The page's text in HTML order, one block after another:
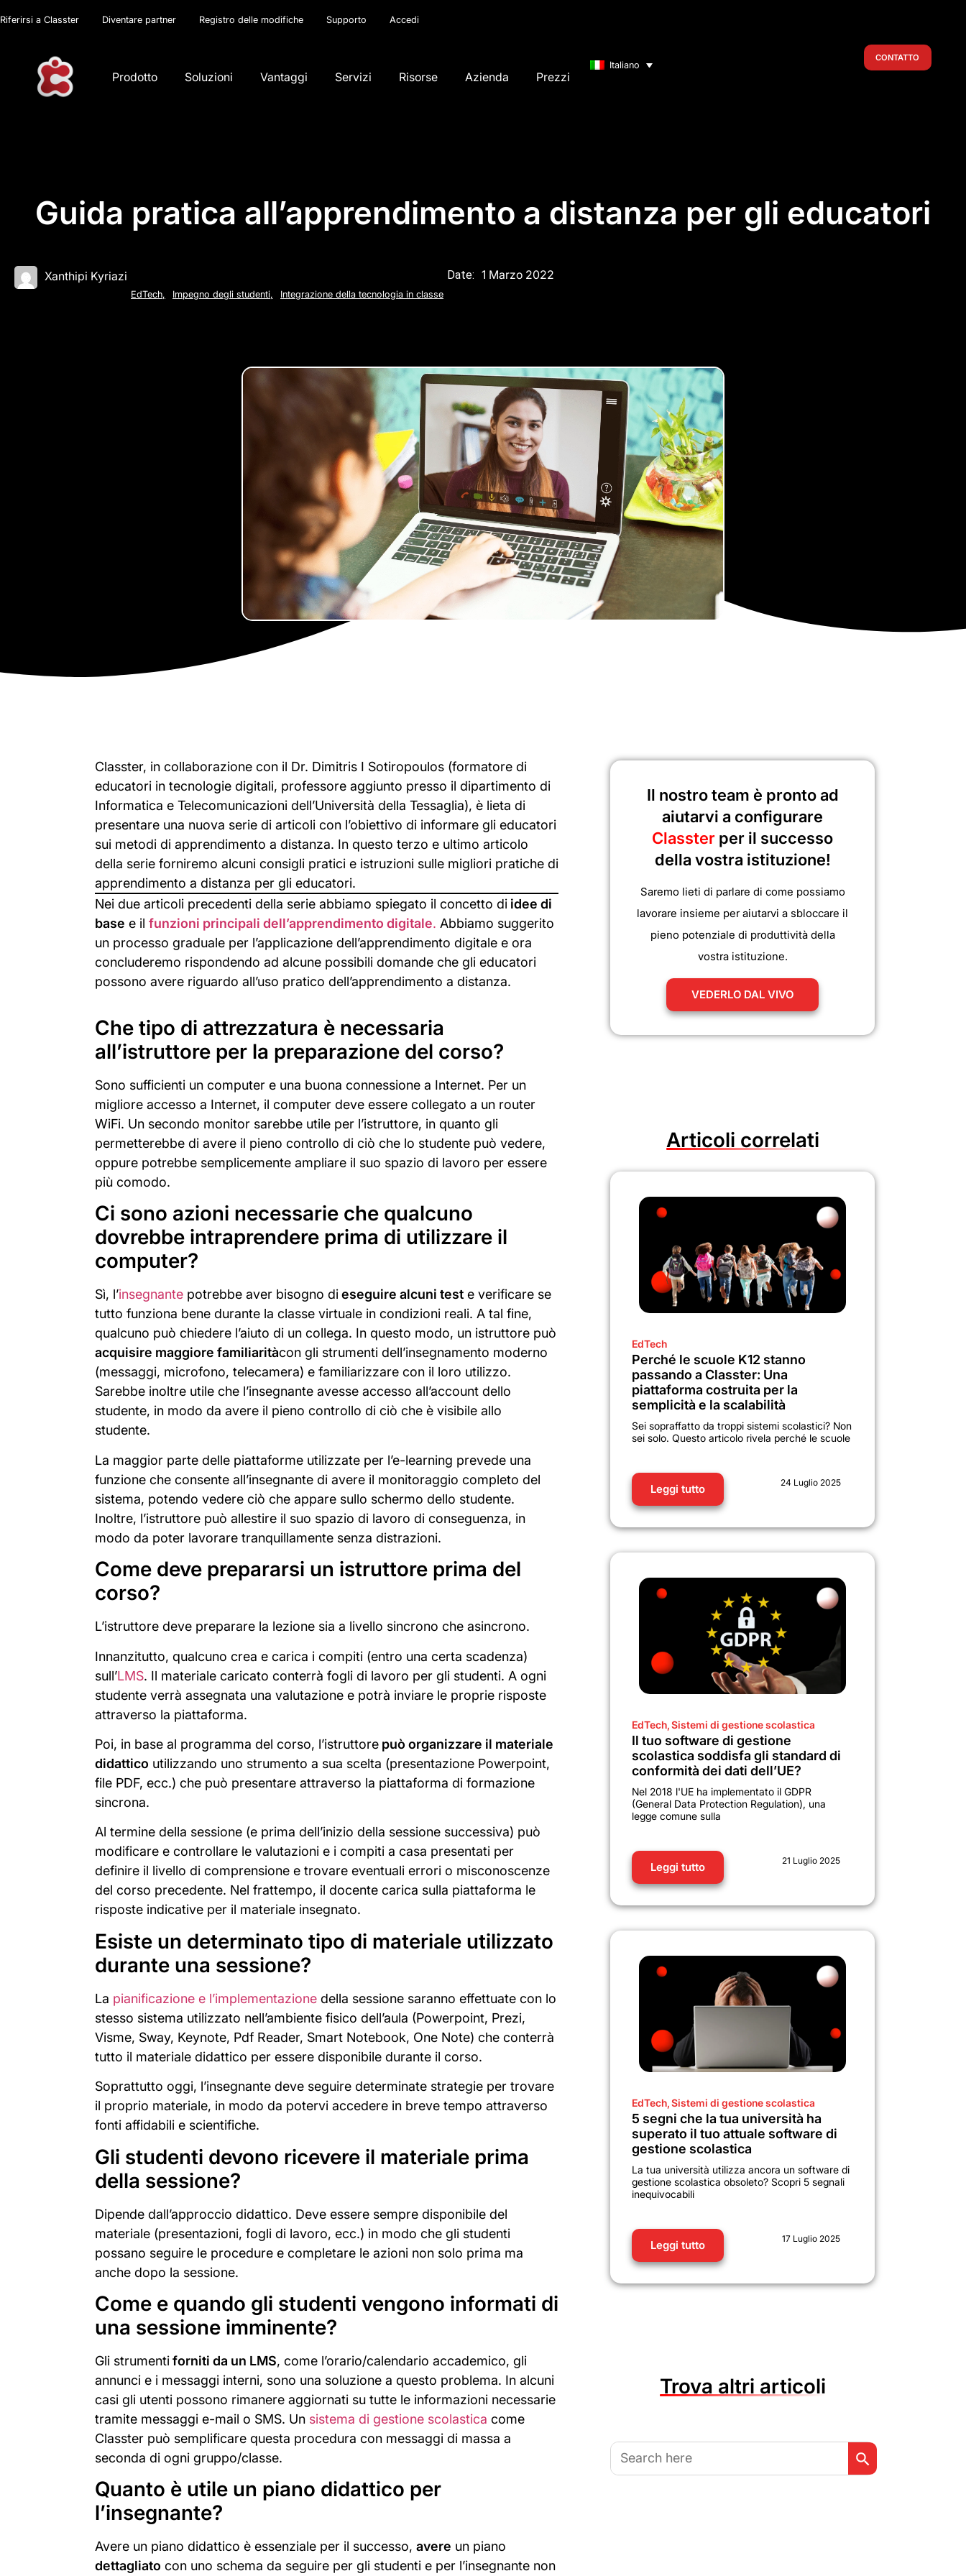
Riferirsi a Classter Diventare partner Registro delle modifiche Supporto Accedi
Prodotto Soluzioni Vantaggi Servizi Risorse Azienda Prezzi
Italiano
CONTATTO
Guida pratica all’apprendimento a distanza per gli educatori
Xanthipi Kyriazi
EdTech, Impegno degli studenti, Integrazione della tecnologia in classe
Date: 1 Marzo 2022
Classter, in collaborazione con il Dr. Dimitris I Sotiropoulos (formatore di
educatori in tecnologie digitali, professore aggiunto presso il dipartimento di
Informatica e Telecomunicazioni dell’Università della Tessaglia), è lieta di
presentare una nuova serie di articoli con l’obiettivo di informare gli educatori
sui metodi di apprendimento a distanza. In questo terzo e ultimo articolo
della serie forniremo alcuni consigli pratici e istruzioni sulle migliori pratiche di
apprendimento a distanza per gli educatori.
Nei due articoli precedenti della serie abbiamo spiegato il concetto di idee di
base e il funzioni principali dell’apprendimento digitale. Abbiamo suggerito
un processo graduale per l’applicazione dell’apprendimento digitale e ora
concluderemo rispondendo ad alcune possibili domande che gli educatori
possono avere riguardo all’uso pratico dell’apprendimento a distanza.
Che tipo di attrezzatura è necessaria
all’istruttore per la preparazione del corso?
Sono sufficienti un computer e una buona connessione a Internet. Per un
migliore accesso a Internet, il computer deve essere collegato a un router
WiFi. Un secondo monitor sarebbe utile per l’istruttore, in quanto gli
permetterebbe di avere il pieno controllo di ciò che lo studente può vedere,
oppure potrebbe semplicemente ampliare il suo spazio di lavoro per essere
più comodo.
Ci sono azioni necessarie che qualcuno
dovrebbe intraprendere prima di utilizzare il
computer?
Sì, l’insegnante potrebbe aver bisogno dieseguire alcuni test e verificare se
tutto funziona bene durante la classe virtuale in condizioni reali. A tal fine,
qualcuno può chiedere l’aiuto di un collega. In questo modo, un istruttore può
acquisire maggiore familiaritàcon gli strumenti dell’insegnamento moderno
(messaggi, microfono, telecamera) e familiarizzare con il loro utilizzo.
Sarebbe inoltre utile che l’insegnante avesse accesso all’account dello
studente, in modo da avere il pieno controllo di ciò che è visibile allo
studente.
La maggior parte delle piattaforme utilizzate per l’e-learning prevede una
funzione che consente all’insegnante di avere il monitoraggio completo del
sistema, potendo vedere ciò che appare sullo schermo dello studente.
Inoltre, l’istruttore può allestire il suo spazio di lavoro di conseguenza, in
modo da poter lavorare tranquillamente senza distrazioni.
Come deve prepararsi un istruttore prima del
corso?
L’istruttore deve preparare la lezione sia a livello sincrono che asincrono.
Innanzitutto, qualcuno crea e carica i compiti (entro una certa scadenza)
sull’LMS. Il materiale caricato conterrà fogli di lavoro per gli studenti. A ogni
studente verrà assegnata una valutazione e potrà inviare le proprie risposte
attraverso la piattaforma.
Poi, in base al programma del corso, l’istruttore può organizzare il materiale
didattico utilizzando uno strumento a sua scelta (presentazione Powerpoint,
file PDF, ecc.) che può presentare attraverso la piattaforma di formazione
sincrona.
Al termine della sessione (e prima dell’inizio della sessione successiva) può
modificare e controllare le valutazioni e i compiti a casa presentati per
definire il livello di comprensione e trovare eventuali errori o misconoscenze
del corso precedente. Nel frattempo, il docente carica sulla piattaforma le
risposte indicative per il materiale insegnato.
Esiste un determinato tipo di materiale utilizzato
durante una sessione?
La pianificazione e l’implementazione della sessione saranno effettuate con lo
stesso sistema utilizzato nell’ambiente fisico dell’aula (Powerpoint, Prezi,
Visme, Sway, Keynote, Pdf Reader, Smart Notebook, One Note) che conterrà
tutto il materiale didattico per essere disponibile durante il corso.
Soprattutto oggi, l’insegnante deve seguire determinate strategie per trovare
il proprio materiale, in modo da potervi accedere in breve tempo attraverso
fonti affidabili e scientifiche.
Gli studenti devono ricevere il materiale prima
della sessione?
Dipende dall’approccio didattico. Deve essere sempre disponibile del
materiale (presentazioni, fogli di lavoro, ecc.) in modo che gli studenti
possano seguire le procedure e completare le azioni non solo prima ma
anche dopo la sessione.
Come e quando gli studenti vengono informati di
una sessione imminente?
Gli strumentiforniti da un LMS, come l’orario/calendario accademico, gli
annunci e i messaggi interni, sono una soluzione a questo problema. In alcuni
casi gli utenti possono rimanere aggiornati su tutte le informazioni necessarie
tramite messaggi e-mail o SMS. Un sistema di gestione scolastica come
Classter può semplificare questa procedura con messaggi di massa a
seconda di ogni gruppo/classe.
Quanto è utile un piano didattico per
l’insegnante?
Avere un piano didattico è essenziale per il successo, avere un piano
dettagliato con uno schema da seguire per gli studenti e per l’insegnante non
Il nostro team è pronto ad
aiutarvi a configurare
Classter per il successo
della vostra istituzione!
Saremo lieti di parlare di come possiamo
lavorare insieme per aiutarvi a sbloccare il
pieno potenziale di produttività della
vostra istituzione.
VEDERLO DAL VIVO
Articoli correlati
EdTech
Perché le scuole K12 stanno
passando a Classter: Una
piattaforma costruita per la
semplicità e la scalabilità
Sei sopraffatto da troppi sistemi scolastici? Non
sei solo. Questo articolo rivela perché le scuole
Leggi tutto 24 Luglio 2025
EdTech,Sistemi di gestione scolastica
Il tuo software di gestione
scolastica soddisfa gli standard di
conformità dei dati dell’UE?
Nel 2018 l'UE ha implementato il GDPR
(General Data Protection Regulation), una
legge comune sulla
Leggi tutto 21 Luglio 2025
EdTech,Sistemi di gestione scolastica
5 segni che la tua università ha
superato il tuo attuale software di
gestione scolastica
La tua università utilizza ancora un software di
gestione scolastica obsoleto? Scopri 5 segnali
inequivocabili
Leggi tutto 17 Luglio 2025
Trova altri articoli
Search
for:
Search Button